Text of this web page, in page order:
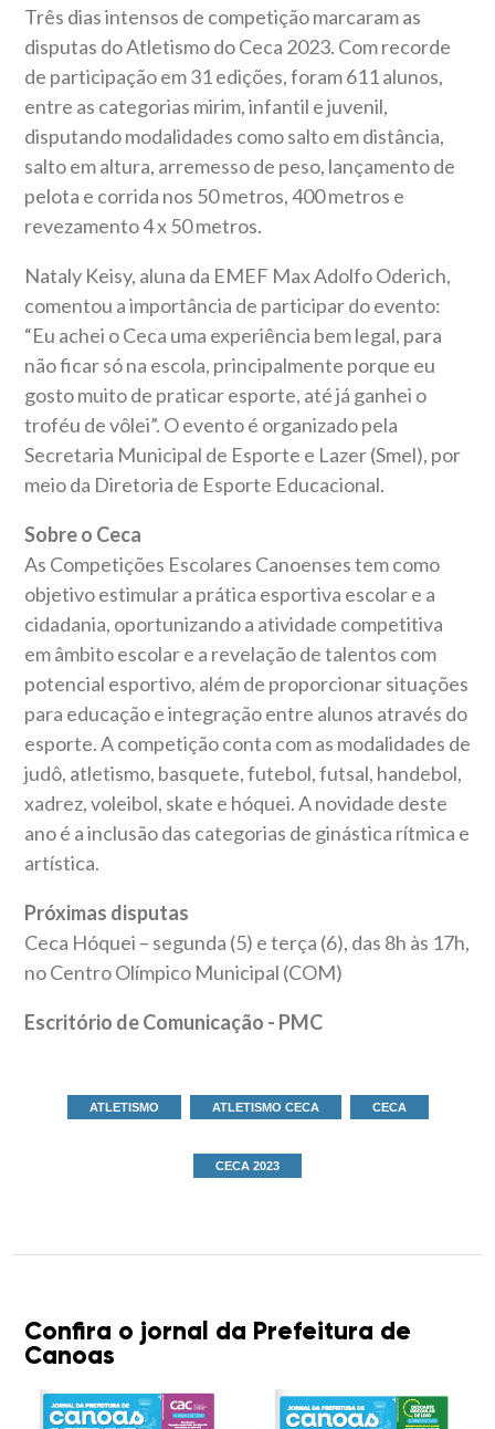
Três dias intensos de competição marcaram as
disputas do Atletismo do Ceca 2023. Com recorde
de participação em 31 edições, foram 611 alunos,
entre as categorias mirim, infantil e juvenil,
disputando modalidades como salto em distância,
salto em altura, arremesso de peso, lançamento de
pelota e corrida nos 50 metros, 400 metros e
revezamento 4 x 50 metros.
Nataly Keisy, aluna da EMEF Max Adolfo Oderich,
comentou a importância de participar do evento:
“Eu achei o Ceca uma experiência bem legal, para
não ficar só na escola, principalmente porque eu
gosto muito de praticar esporte, até já ganhei o
troféu de vôlei”. O evento é organizado pela
Secretaria Municipal de Esporte e Lazer (Smel), por
meio da Diretoria de Esporte Educacional.
Sobre o Ceca
As Competições Escolares Canoenses tem como
objetivo estimular a prática esportiva escolar e a
cidadania, oportunizando a atividade competitiva
em âmbito escolar e a revelação de talentos com
potencial esportivo, além de proporcionar situações
para educação e integração entre alunos através do
esporte. A competição conta com as modalidades de
judô, atletismo, basquete, futebol, futsal, handebol,
xadrez, voleibol, skate e hóquei. A novidade deste
ano é a inclusão das categorias de ginástica rítmica e
artística.
Próximas disputas
Ceca Hóquei – segunda (5) e terça (6), das 8h às 17h,
no Centro Olímpico Municipal (COM)
Escritório de Comunicação - PMC
ATLETISMO ATLETISMO CECA CECA
CECA 2023
Confira o jornal da Prefeitura de
Canoas